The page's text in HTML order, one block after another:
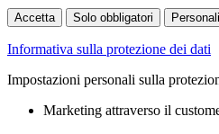
Accetta Solo obbligatori
Informativa sulla protezione dei dati
Impostazioni personali sulla
Marketing attraverso il